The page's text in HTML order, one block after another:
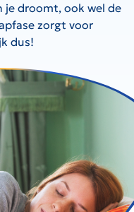
je droomt, ook wel de
zorgt voor
dus!